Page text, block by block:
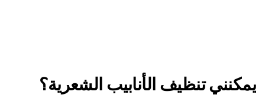
يمكنني تنظيف الأنابيب الشعرية؟